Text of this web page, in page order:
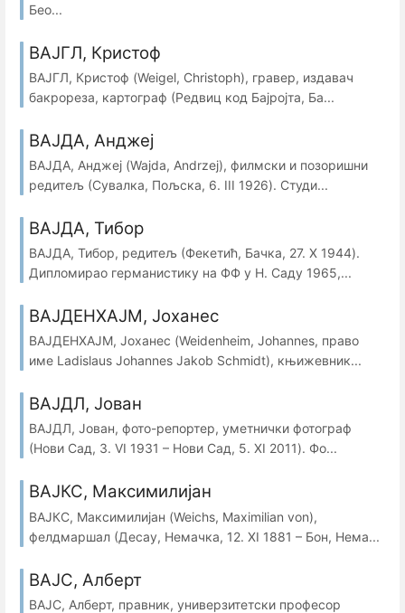
Бео...
ВАЈГЛ, Кристоф
ВАЈГЛ, Кристоф (Weigel, Christoph), гравер, издавач
бакрореза, картограф (Редвиц код Бајројта, Ба...
ВАЈДА, Анджеј
ВАЈДА, Анджеј (Wajda, Andrzej), филмски и позоришни
редитељ (Сувалка, Пољска, 6. III 1926). Студи...
ВАЈДА, Тибор
ВАЈДА, Тибор, редитељ (Фекетић, Бачка, 27. X 1944).
Дипломирао германистику на ФФ у Н. Саду 1965,...
ВАЈДЕНХАЈМ, Јоханес
ВАЈДЕНХАЈМ, Јоханес (Weidenheim, Johannes, право
име Ladislaus Johannes Jakob Schmidt), књижевник...
ВАЈДЛ, Јован
ВАЈДЛ, Јован, фото-репортер, уметнички фотограф
(Нови Сад, 3. VI 1931 – Нови Сад, 5. XI 2011). Фо...
ВАЈКС, Максимилијан
ВАЈКС, Максимилијан (Weichs, Maximilian von),
фелдмаршал (Десау, Немачка, 12. XI 1881 – Бон, Нема...
ВАЈС, Алберт
ВАЈС, Алберт, правник, универзитетски професор